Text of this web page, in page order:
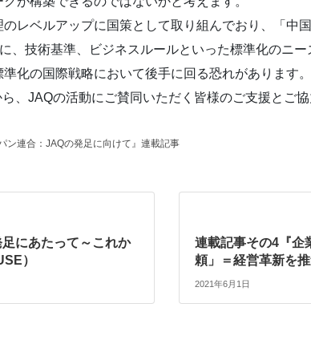
レベルアップに国策として取り組んでおり、「中
、技術基準、ビジネスルールといった標準化のニ
化の国際戦略において後手に回る恐れがあります。
、JAQの活動にご賛同いただく皆様のご支援とご
ン連合：JAQの発足に向けて』連載記事
にあたって～これか
）
連載記事その4『企
頼」＝経営革新を
2021年6月1日